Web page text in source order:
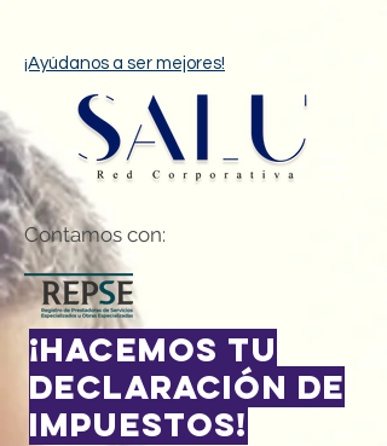
¡Ayúdanos a ser mejores!
Contamos con:
¡hACEMOS TU
dECLARACIÓN DE
IMPUESTOS!